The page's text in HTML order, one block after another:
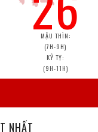
MẬU THÌN:
(7H-9H)
KỶ TỴ:
(9H-11H)
NHẤT